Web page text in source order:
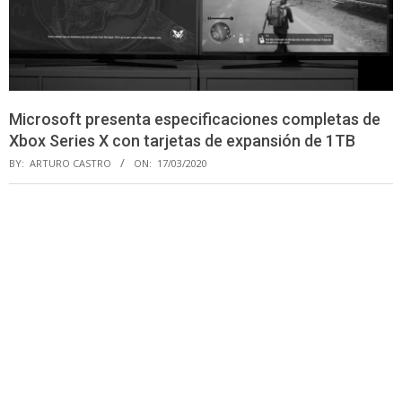
Microsoft presenta especificaciones completas de
Xbox Series X con tarjetas de expansión de 1TB
BY: ARTURO CASTRO ON: 17/03/2020